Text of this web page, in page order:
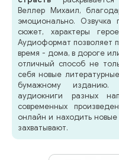
Веллер Михаил,
эмоционально. Озвучка
сюжет, характеры
Аудиоформат позволяет
время - дома, в дороге
отличный способ не
себя новые
бумажному изданию.
аудиокниги разных
современных
онлайн и находить
захватывают.